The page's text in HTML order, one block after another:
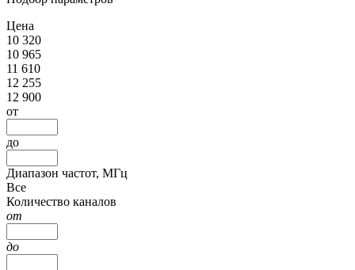
Цена
10 320
10 965
11 610
12 255
12 900
от
до
Диапазон частот, МГц
Все
Количество каналов
от
до